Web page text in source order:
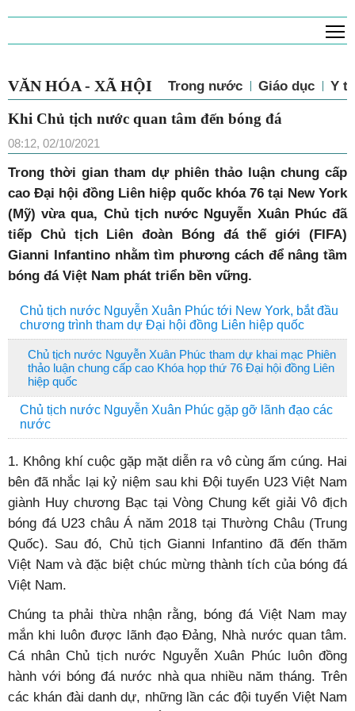
VĂN HÓA - XÃ HỘI Trong nước Giáo dục Y tế
Khi Chủ tịch nước quan tâm đến bóng đá
08:12, 02/10/2021
Trong thời gian tham dự phiên thảo luận chung cấp
cao Đại hội đồng Liên hiệp quốc khóa 76 tại New York
(Mỹ) vừa qua, Chủ tịch nước Nguyễn Xuân Phúc đã
tiếp Chủ tịch Liên đoàn Bóng đá thế giới (FIFA)
Gianni Infantino nhằm tìm phương cách để nâng tầm
bóng đá Việt Nam phát triển bền vững.
Chủ tịch nước Nguyễn Xuân Phúc tới New York, bắt đầu
chương trình tham dự Đại hội đồng Liên hiệp quốc
Chủ tịch nước Nguyễn Xuân Phúc tham dự khai mạc Phiên
thảo luận chung cấp cao Khóa họp thứ 76 Đại hội đồng Liên
hiệp quốc
Chủ tịch nước Nguyễn Xuân Phúc gặp gỡ lãnh đạo các
nước
1. Không khí cuộc gặp mặt diễn ra vô cùng ấm cúng. Hai
bên đã nhắc lại kỷ niệm sau khi Đội tuyển U23 Việt Nam
giành Huy chương Bạc tại Vòng Chung kết giải Vô địch
bóng đá U23 châu Á năm 2018 tại Thường Châu (Trung
Quốc). Sau đó, Chủ tịch Gianni Infantino đã đến thăm
Việt Nam và đặc biệt chúc mừng thành tích của bóng đá
Việt Nam.
Chúng ta phải thừa nhận rằng, bóng đá Việt Nam may
mắn khi luôn được lãnh đạo Đảng, Nhà nước quan tâm.
Cá nhân Chủ tịch nước Nguyễn Xuân Phúc luôn đồng
hành với bóng đá nước nhà qua nhiều năm tháng. Trên
các khán đài danh dự, những lần các đội tuyển Việt Nam